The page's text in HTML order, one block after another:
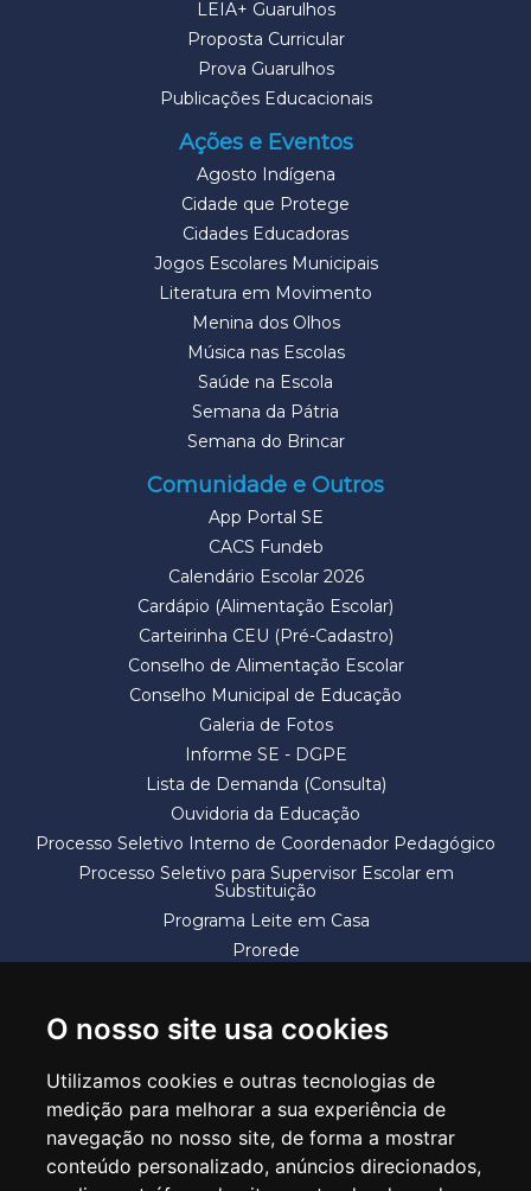
O nosso site usa cookies
Utilizamos cookies e outras tecnologias de
medição para melhorar a sua experiência de
navegação no nosso site, de forma a mostrar
conteúdo personalizado, anúncios direcionados,
LEIA+ Guarulhos
Proposta Curricular
Prova Guarulhos
Publicações Educacionais
Ações e Eventos
Agosto Indígena
Cidade que Protege
Cidades Educadoras
Jogos Escolares Municipais
Literatura em Movimento
Menina dos Olhos
Música nas Escolas
Saúde na Escola
Semana da Pátria
Semana do Brincar
Comunidade e Outros
App Portal SE
CACS Fundeb
Calendário Escolar 2026
Cardápio (Alimentação Escolar)
Carteirinha CEU (Pré-Cadastro)
Conselho de Alimentação Escolar
Conselho Municipal de Educação
Galeria de Fotos
Informe SE - DGPE
Lista de Demanda (Consulta)
Ouvidoria da Educação
Processo Seletivo Interno de Coordenador Pedagógico
Processo Seletivo para Supervisor Escolar em
Substituição
Programa Leite em Casa
Prorede
SECRETARIA DE EDUCAÇÃO